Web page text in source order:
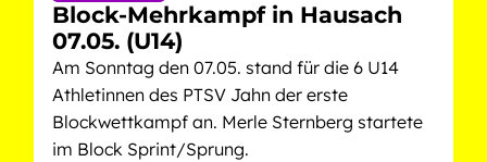
Block-Mehrkampf in Hausach
07.05. (U14)
Am Sonntag den 07.05. stand für die 6 U14
Athletinnen des PTSV Jahn der erste
Blockwettkampf an. Merle Sternberg startete
im Block Sprint/Sprung.